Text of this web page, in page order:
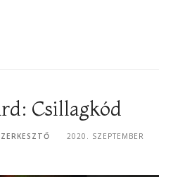
Csillagkód
2020. SZEPTEMBER